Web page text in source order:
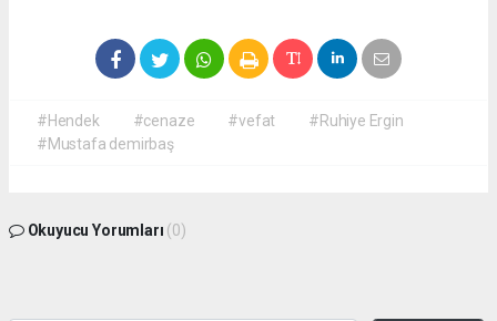
#Hendek #cenaze #vefat
#Ruhiye Ergin
#Mustafa demirbaş
Okuyucu Yorumları (0)